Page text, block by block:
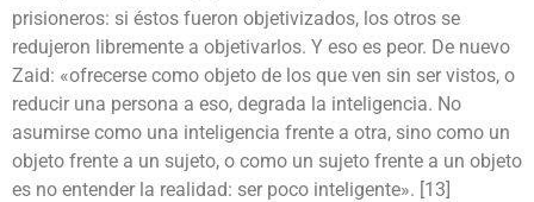
prisioneros: si éstos fueron objetivizados, los otros se
redujeron libremente a objetivarlos. Y eso es peor. De nuevo
Zaid: «ofrecerse como objeto de los que ven sin ser vistos, o
reducir una persona a eso, degrada la inteligencia. No
asumirse como una inteligencia frente a otra, sino como un
objeto frente a un sujeto, o como un sujeto frente a un objeto
es no entender la realidad: ser poco inteligente». [13]